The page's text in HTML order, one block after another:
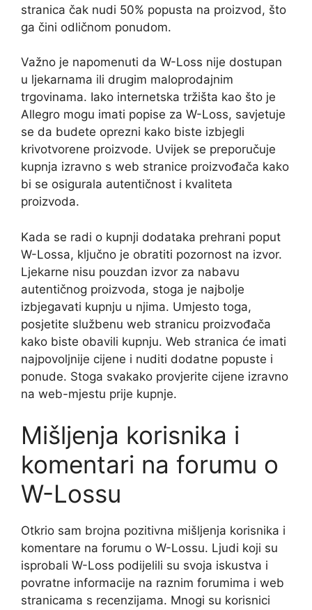
stranica čak nudi 50% popusta na proizvod, što
ga čini odličnom ponudom.
Važno je napomenuti da W-Loss nije dostupan
u ljekarnama ili drugim maloprodajnim
trgovinama. Iako internetska tržišta kao što je
Allegro mogu imati popise za W-Loss, savjetuje
se da budete oprezni kako biste izbjegli
krivotvorene proizvode. Uvijek se preporučuje
kupnja izravno s web stranice proizvođača kako
bi se osigurala autentičnost i kvaliteta
proizvoda.
Kada se radi o kupnji dodataka prehrani poput
W-Lossa, ključno je obratiti pozornost na izvor.
Ljekarne nisu pouzdan izvor za nabavu
autentičnog proizvoda, stoga je najbolje
izbjegavati kupnju u njima. Umjesto toga,
posjetite službenu web stranicu proizvođača
kako biste obavili kupnju. Web stranica će imati
najpovoljnije cijene i nuditi dodatne popuste i
ponude. Stoga svakako provjerite cijene izravno
na web-mjestu prije kupnje.
Mišljenja korisnika i
komentari na forumu o
W-Lossu
Otkrio sam brojna pozitivna mišljenja korisnika i
komentare na forumu o W-Lossu. Ljudi koji su
isprobali W-Loss podijelili su svoja iskustva i
povratne informacije na raznim forumima i web
stranicama s recenzijama. Mnogi su korisnici